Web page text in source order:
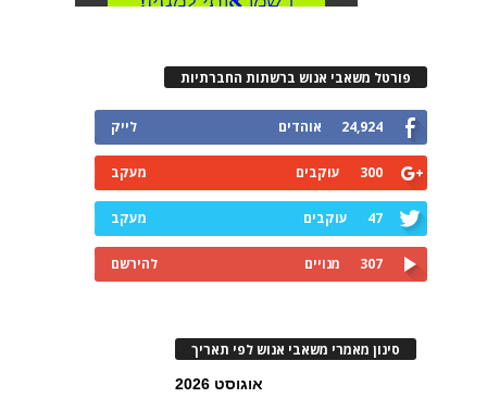
פורטל משאבי אנוש ברשתות החברתיות
24,924 אוהדים לייק
300 עוקבים מעקב
47 עוקבים מעקב
307 מנויים להירשם
סינון מאמרי משאבי אנוש לפי תאריך
אוגוסט 2026